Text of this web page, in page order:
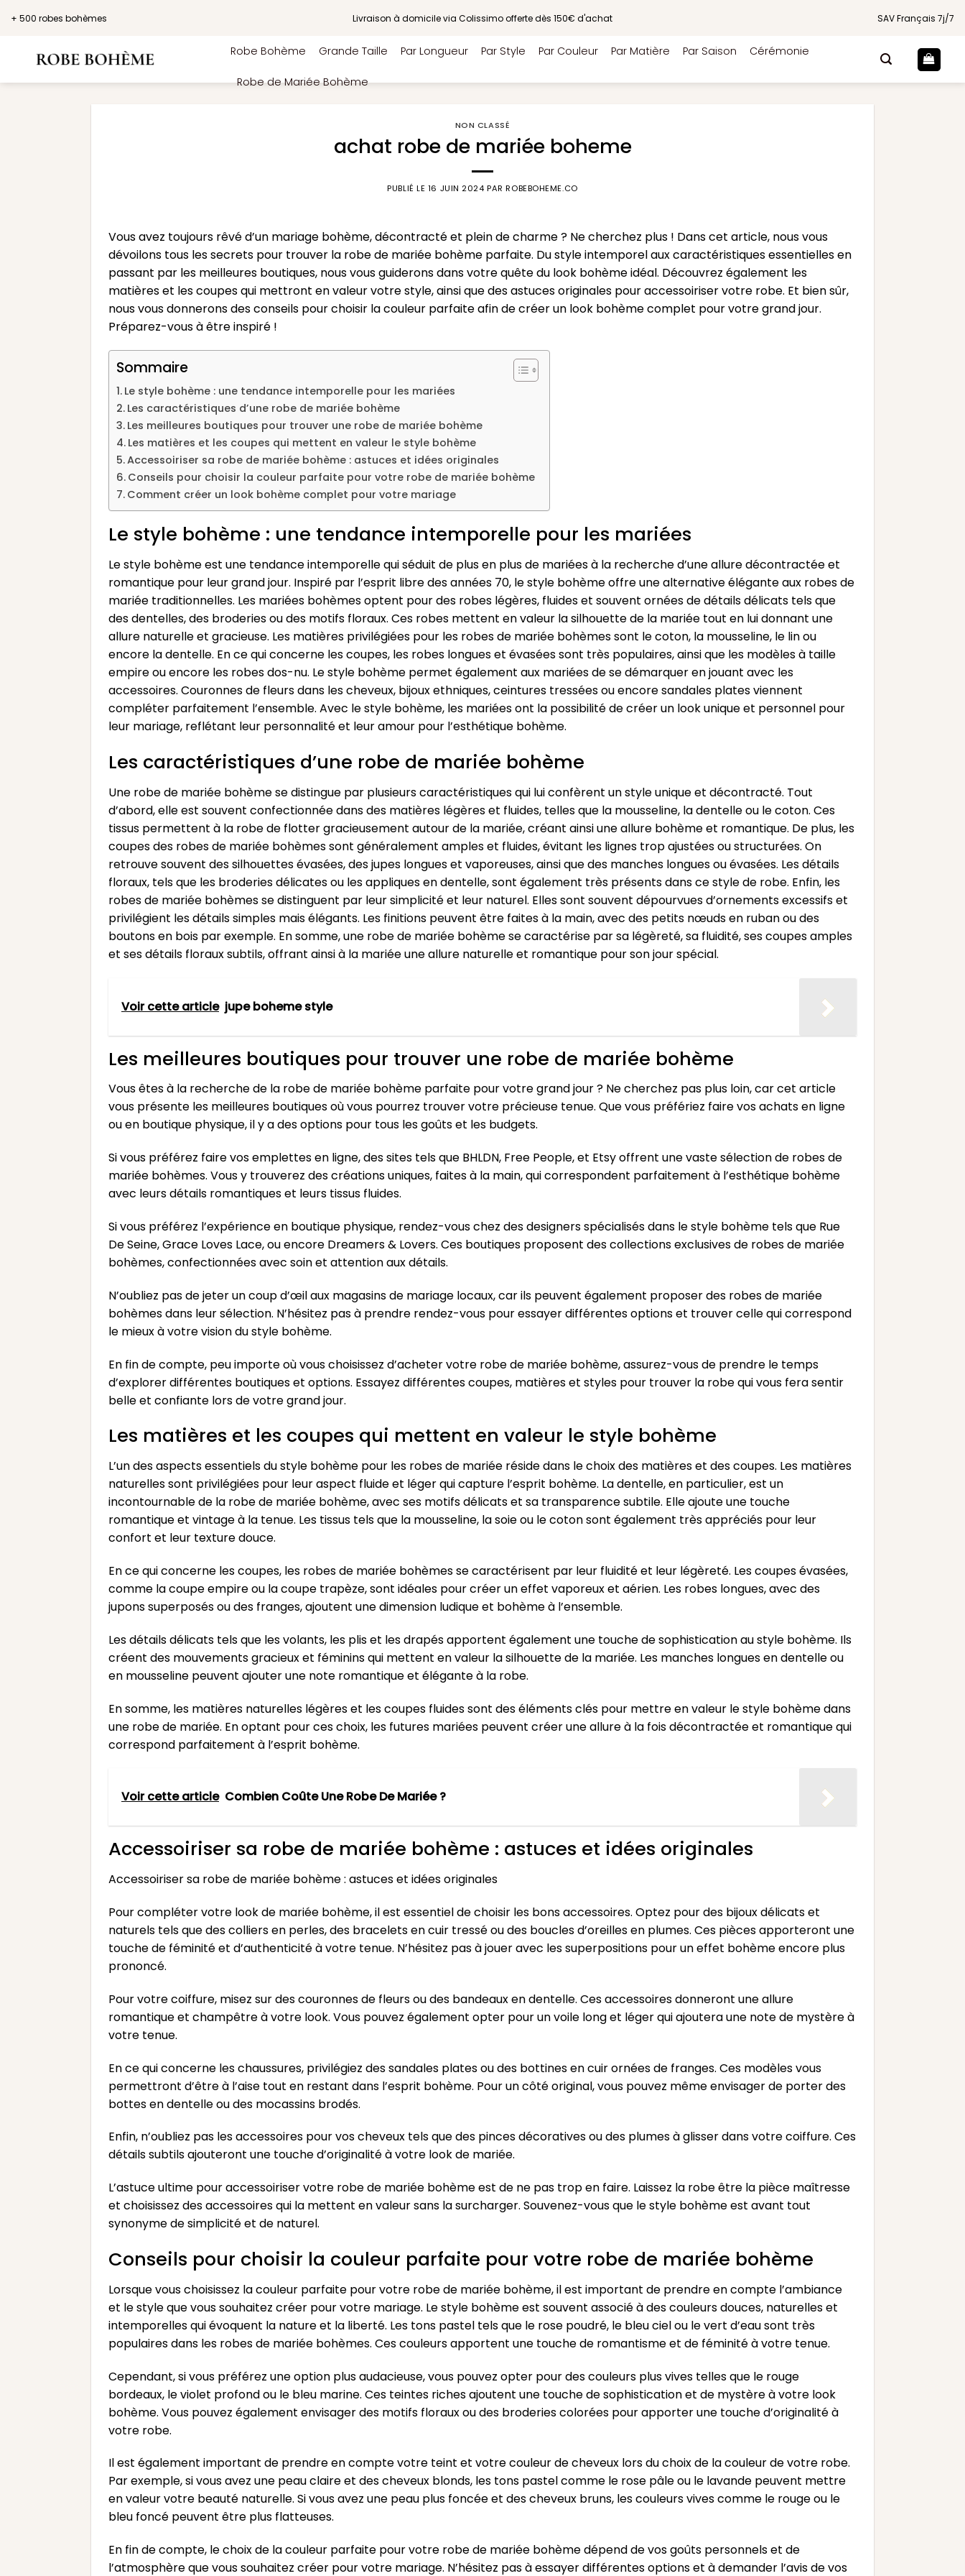
+ 500 robes bohèmes Livraison à domicile via Colissimo offerte dès 150€ d'achat SAV Français 7j/7
Robe Bohème Grande Taille Par Longueur Par Style Par Couleur Par Matière Par Saison Cérémonie
Robe de Mariée Bohème
NON CLASSÉ
achat robe de mariée boheme
PUBLIÉ LE 16 JUIN 2024 PARROBEBOHEME.CO
Vous avez toujours rêvé d’un mariage bohème, décontracté et plein de charme ? Ne cherchez plus ! Dans cet article, nous vous
dévoilons tous les secrets pour trouver la robe de mariée bohème parfaite. Du style intemporel aux caractéristiques essentielles en
passant par les meilleures boutiques, nous vous guiderons dans votre quête du look bohème idéal. Découvrez également les
matières et les coupes qui mettront en valeur votre style, ainsi que des astuces originales pour accessoiriser votre robe. Et bien sûr,
nous vous donnerons des conseils pour choisir la couleur parfaite afin de créer un look bohème complet pour votre grand jour.
Préparez-vous à être inspiré !
Sommaire
Le style bohème : une tendance intemporelle pour les mariées
Les caractéristiques d’une robe de mariée bohème
Les meilleures boutiques pour trouver une robe de mariée bohème
Les matières et les coupes qui mettent en valeur le style bohème
Accessoiriser sa robe de mariée bohème : astuces et idées originales
Conseils pour choisir la couleur parfaite pour votre robe de mariée bohème
Comment créer un look bohème complet pour votre mariage
Le style bohème : une tendance intemporelle pour les mariées
Le style bohème est une tendance intemporelle qui séduit de plus en plus de mariées à la recherche d’une allure décontractée et
romantique pour leur grand jour. Inspiré par l’esprit libre des années 70, le style bohème offre une alternative élégante aux robes de
mariée traditionnelles. Les mariées bohèmes optent pour des robes légères, fluides et souvent ornées de détails délicats tels que
des dentelles, des broderies ou des motifs floraux. Ces robes mettent en valeur la silhouette de la mariée tout en lui donnant une
allure naturelle et gracieuse. Les matières privilégiées pour les robes de mariée bohèmes sont le coton, la mousseline, le lin ou
encore la dentelle. En ce qui concerne les coupes, les robes longues et évasées sont très populaires, ainsi que les modèles à taille
empire ou encore les robes dos-nu. Le style bohème permet également aux mariées de se démarquer en jouant avec les
accessoires. Couronnes de fleurs dans les cheveux, bijoux ethniques, ceintures tressées ou encore sandales plates viennent
compléter parfaitement l’ensemble. Avec le style bohème, les mariées ont la possibilité de créer un look unique et personnel pour
leur mariage, reflétant leur personnalité et leur amour pour l’esthétique bohème.
Les caractéristiques d’une robe de mariée bohème
Une robe de mariée bohème se distingue par plusieurs caractéristiques qui lui confèrent un style unique et décontracté. Tout
d’abord, elle est souvent confectionnée dans des matières légères et fluides, telles que la mousseline, la dentelle ou le coton. Ces
tissus permettent à la robe de flotter gracieusement autour de la mariée, créant ainsi une allure bohème et romantique. De plus, les
coupes des robes de mariée bohèmes sont généralement amples et fluides, évitant les lignes trop ajustées ou structurées. On
retrouve souvent des silhouettes évasées, des jupes longues et vaporeuses, ainsi que des manches longues ou évasées. Les détails
floraux, tels que les broderies délicates ou les appliques en dentelle, sont également très présents dans ce style de robe. Enfin, les
robes de mariée bohèmes se distinguent par leur simplicité et leur naturel. Elles sont souvent dépourvues d’ornements excessifs et
privilégient les détails simples mais élégants. Les finitions peuvent être faites à la main, avec des petits nœuds en ruban ou des
boutons en bois par exemple. En somme, une robe de mariée bohème se caractérise par sa légèreté, sa fluidité, ses coupes amples
et ses détails floraux subtils, offrant ainsi à la mariée une allure naturelle et romantique pour son jour spécial.
Voir cette article jupe boheme style
Les meilleures boutiques pour trouver une robe de mariée bohème
Vous êtes à la recherche de la robe de mariée bohème parfaite pour votre grand jour ? Ne cherchez pas plus loin, car cet article
vous présente les meilleures boutiques où vous pourrez trouver votre précieuse tenue. Que vous préfériez faire vos achats en ligne
ou en boutique physique, il y a des options pour tous les goûts et les budgets.
Si vous préférez faire vos emplettes en ligne, des sites tels que BHLDN, Free People, et Etsy offrent une vaste sélection de robes de
mariée bohèmes. Vous y trouverez des créations uniques, faites à la main, qui correspondent parfaitement à l’esthétique bohème
avec leurs détails romantiques et leurs tissus fluides.
Si vous préférez l’expérience en boutique physique, rendez-vous chez des designers spécialisés dans le style bohème tels que Rue
De Seine, Grace Loves Lace, ou encore Dreamers & Lovers. Ces boutiques proposent des collections exclusives de robes de mariée
bohèmes, confectionnées avec soin et attention aux détails.
N’oubliez pas de jeter un coup d’œil aux magasins de mariage locaux, car ils peuvent également proposer des robes de mariée
bohèmes dans leur sélection. N’hésitez pas à prendre rendez-vous pour essayer différentes options et trouver celle qui correspond
le mieux à votre vision du style bohème.
En fin de compte, peu importe où vous choisissez d’acheter votre robe de mariée bohème, assurez-vous de prendre le temps
d’explorer différentes boutiques et options. Essayez différentes coupes, matières et styles pour trouver la robe qui vous fera sentir
belle et confiante lors de votre grand jour.
Les matières et les coupes qui mettent en valeur le style bohème
L’un des aspects essentiels du style bohème pour les robes de mariée réside dans le choix des matières et des coupes. Les matières
naturelles sont privilégiées pour leur aspect fluide et léger qui capture l’esprit bohème. La dentelle, en particulier, est un
incontournable de la robe de mariée bohème, avec ses motifs délicats et sa transparence subtile. Elle ajoute une touche
romantique et vintage à la tenue. Les tissus tels que la mousseline, la soie ou le coton sont également très appréciés pour leur
confort et leur texture douce.
En ce qui concerne les coupes, les robes de mariée bohèmes se caractérisent par leur fluidité et leur légèreté. Les coupes évasées,
comme la coupe empire ou la coupe trapèze, sont idéales pour créer un effet vaporeux et aérien. Les robes longues, avec des
jupons superposés ou des franges, ajoutent une dimension ludique et bohème à l’ensemble.
Les détails délicats tels que les volants, les plis et les drapés apportent également une touche de sophistication au style bohème. Ils
créent des mouvements gracieux et féminins qui mettent en valeur la silhouette de la mariée. Les manches longues en dentelle ou
en mousseline peuvent ajouter une note romantique et élégante à la robe.
En somme, les matières naturelles légères et les coupes fluides sont des éléments clés pour mettre en valeur le style bohème dans
une robe de mariée. En optant pour ces choix, les futures mariées peuvent créer une allure à la fois décontractée et romantique qui
correspond parfaitement à l’esprit bohème.
Voir cette article Combien Coûte Une Robe De Mariée ?
Accessoiriser sa robe de mariée bohème : astuces et idées originales
Accessoiriser sa robe de mariée bohème : astuces et idées originales
Pour compléter votre look de mariée bohème, il est essentiel de choisir les bons accessoires. Optez pour des bijoux délicats et
naturels tels que des colliers en perles, des bracelets en cuir tressé ou des boucles d’oreilles en plumes. Ces pièces apporteront une
touche de féminité et d’authenticité à votre tenue. N’hésitez pas à jouer avec les superpositions pour un effet bohème encore plus
prononcé.
Pour votre coiffure, misez sur des couronnes de fleurs ou des bandeaux en dentelle. Ces accessoires donneront une allure
romantique et champêtre à votre look. Vous pouvez également opter pour un voile long et léger qui ajoutera une note de mystère à
votre tenue.
En ce qui concerne les chaussures, privilégiez des sandales plates ou des bottines en cuir ornées de franges. Ces modèles vous
permettront d’être à l’aise tout en restant dans l’esprit bohème. Pour un côté original, vous pouvez même envisager de porter des
bottes en dentelle ou des mocassins brodés.
Enfin, n’oubliez pas les accessoires pour vos cheveux tels que des pinces décoratives ou des plumes à glisser dans votre coiffure. Ces
détails subtils ajouteront une touche d’originalité à votre look de mariée.
L’astuce ultime pour accessoiriser votre robe de mariée bohème est de ne pas trop en faire. Laissez la robe être la pièce maîtresse
et choisissez des accessoires qui la mettent en valeur sans la surcharger. Souvenez-vous que le style bohème est avant tout
synonyme de simplicité et de naturel.
Conseils pour choisir la couleur parfaite pour votre robe de mariée bohème
Lorsque vous choisissez la couleur parfaite pour votre robe de mariée bohème, il est important de prendre en compte l’ambiance
et le style que vous souhaitez créer pour votre mariage. Le style bohème est souvent associé à des couleurs douces, naturelles et
intemporelles qui évoquent la nature et la liberté. Les tons pastel tels que le rose poudré, le bleu ciel ou le vert d’eau sont très
populaires dans les robes de mariée bohèmes. Ces couleurs apportent une touche de romantisme et de féminité à votre tenue.
Cependant, si vous préférez une option plus audacieuse, vous pouvez opter pour des couleurs plus vives telles que le rouge
bordeaux, le violet profond ou le bleu marine. Ces teintes riches ajoutent une touche de sophistication et de mystère à votre look
bohème. Vous pouvez également envisager des motifs floraux ou des broderies colorées pour apporter une touche d’originalité à
votre robe.
Il est également important de prendre en compte votre teint et votre couleur de cheveux lors du choix de la couleur de votre robe.
Par exemple, si vous avez une peau claire et des cheveux blonds, les tons pastel comme le rose pâle ou le lavande peuvent mettre
en valeur votre beauté naturelle. Si vous avez une peau plus foncée et des cheveux bruns, les couleurs vives comme le rouge ou le
bleu foncé peuvent être plus flatteuses.
En fin de compte, le choix de la couleur parfaite pour votre robe de mariée bohème dépend de vos goûts personnels et de
l’atmosphère que vous souhaitez créer pour votre mariage. N’hésitez pas à essayer différentes options et à demander l’avis de vos